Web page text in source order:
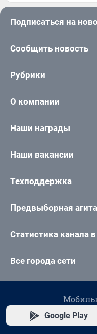
Подписаться на
Сообщить новость
Рубрики
О компании
Наши награды
Наши вакансии
Техподдержка
Предвыборная
Статистика канала
Все города сети
Google Play